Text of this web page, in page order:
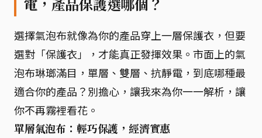
電，產品保護選哪個？
選擇氣泡布就像為你的產品穿上一層保護衣，但要
選對「保護衣」，才能真正發揮效果。市面上的氣
泡布琳瑯滿目，單層、雙層、抗靜電，到底哪種最
適合你的產品？別擔心，讓我來為你一一解析，讓
你不再霧裡看花。
單層氣泡布：輕巧保護，經濟實惠